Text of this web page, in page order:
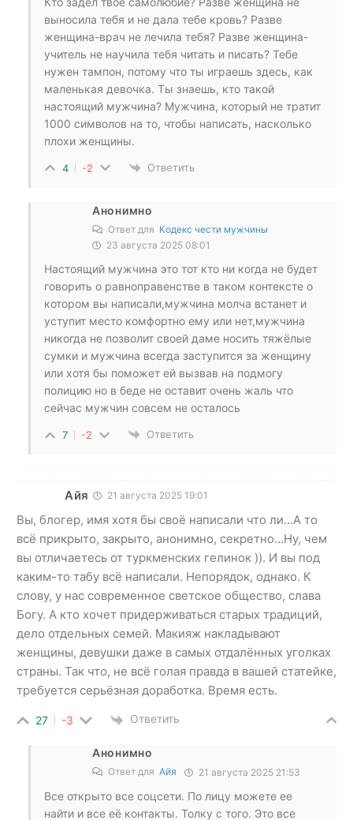
выносила тебя и не дала тебе кровь? Разве
женщина-врач не лечила тебя? Разве женщина-
учитель не научила тебя читать и писать? Тебе
нужен тампон, потому что ты играешь здесь, как
маленькая девочка. Ты знаешь, кто такой
настоящий мужчина? Мужчина, который не тратит
1000 символов на то, чтобы написать, насколько
плохи женщины.
4 -2 Ответить
Анонимно
Ответ для Кодекс чести мужчины
23 августа 2025 08:01
Настоящий мужчина это тот кто ни когда не будет
говорить о равноправенстве в таком контексте о
котором вы написали,мужчина молча встанет и
уступит место комфортно ему или нет,мужчина
никогда не позволит своей даме носить тяжёлые
сумки и мужчина всегда заступится за женщину
или хотя бы поможет ей вызвав на подмогу
полицию но в беде не оставит очень жаль что
сейчас мужчин совсем не осталось
7 -2 Ответить
Айя 21 августа 2025 19:01
Вы, блогер, имя хотя бы своё написали что ли…А то
всё прикрыто, закрыто, анонимно, секретно…Ну, чем
вы отличаетесь от туркменских гелинок )). И вы под
каким-то табу всё написали. Непорядок, однако. К
слову, у нас современное светское общество, слава
Богу. А кто хочет придерживаться старых традиций,
дело отдельных семей. Макияж накладывают
женщины, девушки даже в самых отдалённых уголках
страны. Так что, не всё голая правда в вашей статейке,
требуется серьёзная доработка. Время есть.
27 -3 Ответить
Анонимно
Ответ для Айя 21 августа 2025 21:53
Все открыто все соцсети. По лицу можете ее
найти и все её контакты. Толку с того. Это все